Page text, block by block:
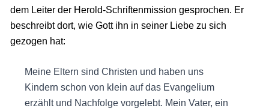
dem Leiter der Herold-Schriftenmission gesprochen. Er
beschreibt dort, wie Gott ihn in seiner Liebe zu sich
gezogen hat:
Meine Eltern sind Christen und haben uns
Kindern schon von klein auf das Evangelium
erzählt und Nachfolge vorgelebt. Mein Vater, ein